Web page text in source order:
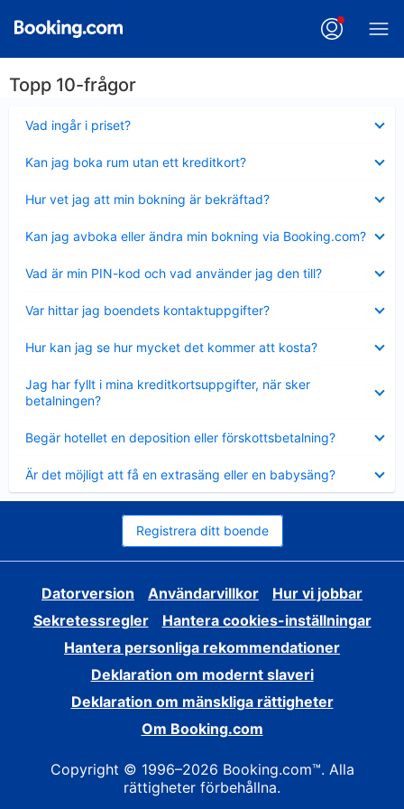
Topp 10-frågor
Vad ingår i priset?
mindre
Kan jag boka rum utan ett kreditkort?
mindre
Hur vet jag att min bokning är bekräftad?
mindre
Kan jag avboka eller ändra min bokning via Booking.com?
mindre
Vad är min PIN-kod och vad använder jag den till?
mindre
Var hittar jag boendets kontaktuppgifter?
mindre
Hur kan jag se hur mycket det kommer att kosta?
mindre
Jag har fyllt i mina kreditkortsuppgifter, när sker
betalningen?
mindre
Begär hotellet en deposition eller förskottsbetalning?
mindre
Är det möjligt att få en extrasäng eller en babysäng?
mindre
Registrera ditt boende
Datorversion Användarvillkor
Hur vi jobbar
Sekretessregler
Hantera cookies-inställningar
Hantera personliga rekommendationer
Deklaration om modernt slaveri
Deklaration om mänskliga rättigheter
Om Booking.com
Copyright © 1996–2026 Booking.com™. Alla
rättigheter förbehållna.